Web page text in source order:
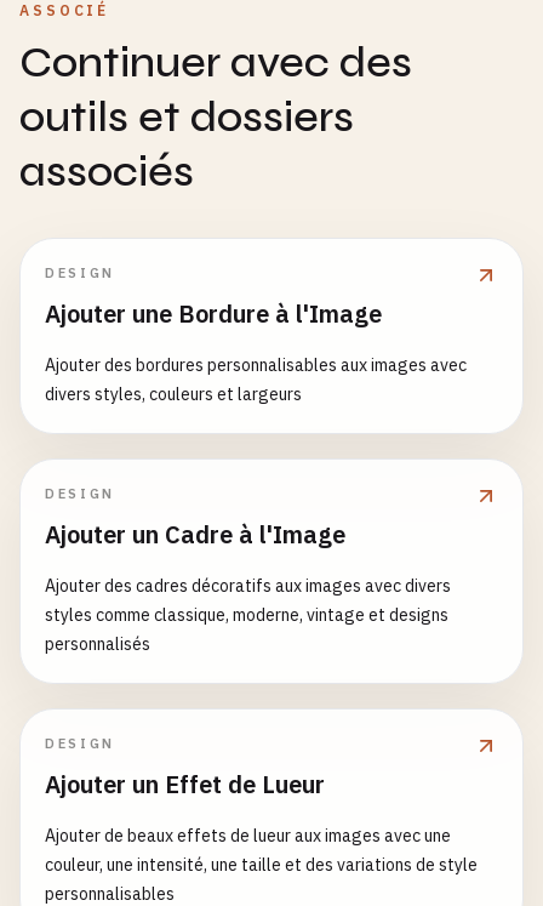
ASSOCIÉ
Continuer avec des
outils et dossiers
associés
DESIGN
Ajouter une Bordure à l'Image
Ajouter des bordures personnalisables aux images avec
divers styles, couleurs et largeurs
DESIGN
Ajouter un Cadre à l'Image
Ajouter des cadres décoratifs aux images avec divers
styles comme classique, moderne, vintage et designs
personnalisés
DESIGN
Ajouter un Effet de Lueur
Ajouter de beaux effets de lueur aux images avec une
couleur, une intensité, une taille et des variations de style
personnalisables